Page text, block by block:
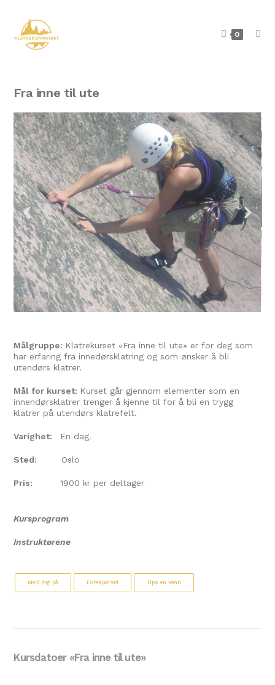
0
Fra inne til ute
Målgruppe: Klatrekurset «Fra inne til ute» er for deg som
har erfaring fra innedørsklatring og som ønsker å bli
utendørs klatrer.
Mål for kurset: Kurset går gjennom elementer som en
innendørsklatrer trenger å kjenne til for å bli en trygg
klatrer på utendørs klatrefelt.
Varighet: En dag.
Sted: Oslo
Pris: 1900 kr per deltager
Kursprogram
Instruktørene
Meld deg på Forespørsel Tips en venn
Kursdatoer «Fra inne til ute»